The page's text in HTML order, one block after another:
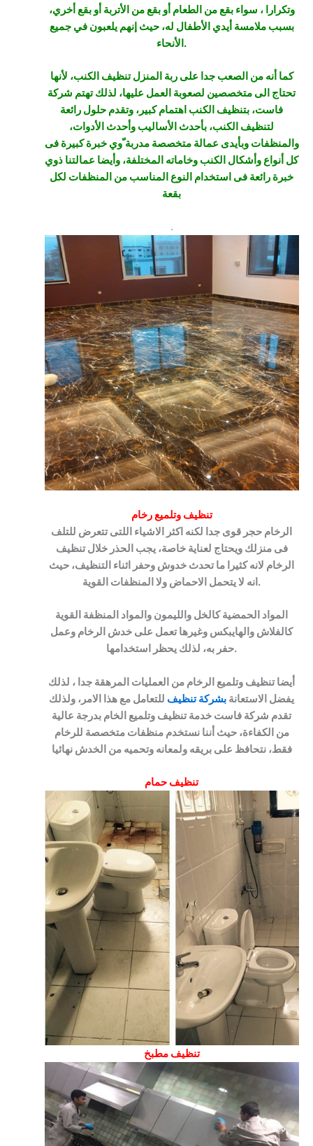
وتكرارا ، سواء بقع من الطعام أو بقع من الأتربة أو بقع أخري،
بسبب ملامسة أيدي الأطفال له، حيث إنهم يلعبون في جميع
الأنحاء.
كما أنه من الصعب جدا على ربة المنزل تنظيف الكنب، لأنها
تحتاج الى متخصصين لصعوبة العمل عليها، لذلك تهتم شركة
فاست، بتنظيف الكنب اهتمام كبير، وتقدم حلول رائعة
لتنظيف الكنب، بأحدث الأساليب وأحدث الأدوات،
والمنظفات وبأيدى عمالة متخصصة مدربة ّوي خبرة كبيرة فى
كل أنواع وأشكال الكنب وخاماته المختلفة، وأيضا عمالتنا ذوي
خبرة رائعة فى استخدام النوع المناسب من المنظفات لكل
بقعة
.
تنظيف وتلميع رخام
الرخام حجر قوى جدا لكنه اكثر الاشياء اللتى تتعرض للتلف
فى منزلك ويحتاج لعناية خاصة، يجب الحذر خلال تنظيف
الرخام لانه كثيرا ما تحدث خدوش وحفر اثناء التنظيف، حيث
انه لا يتحمل الاحماض ولا المنظفات القوية.
المواد الحمضية كالخل والليمون والمواد المنظفة القوية
كالفلاش والهايبكس وغيرها تعمل على خدش الرخام وعمل
حفر به، لذلك يحظر استخدامها.
أيضا تنظيف وتلميع الرخام من العمليات المرهقة جدا ، لذلك
يفضل الاستعانة بشركة تنظيف للتعامل مع هذا الامر، ولذلك
تقدم شركة فاست خدمة تنظيف وتلميع الخام بدرجة عالية
من الكفاءة، حيث أننا نستخدم منظفات متخصصة للرخام
فقط، نتحافظ على بريقه ولمعانه وتحميه من الخدش نهائيا
تنظيف حمام
تنظيف مطبخ